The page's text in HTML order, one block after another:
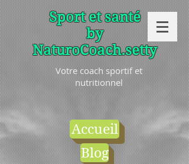
Sport et santé
by
NaturoCoach.setty
Votre coach sportif et
nutritionnel
Accueil
Blog